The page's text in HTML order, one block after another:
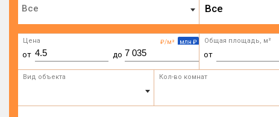
Все
₽/м² млн ₽
Цена
от до
Общая площадь, м²
от
Вид объекта Кол-во комнат